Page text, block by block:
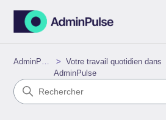
AdminPulse
Votre travail quotidien dans
AdminPulse